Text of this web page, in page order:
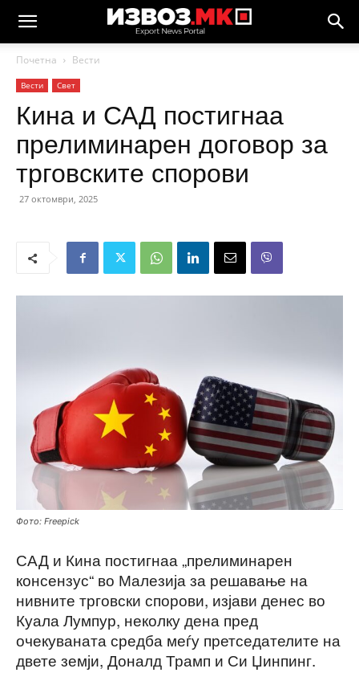
Почетна Вести
Вести Свет
Кина и САД постигнаа
прелиминарен договор за
трговските спорови
27 октомври, 2025
Фото: Freepick
САД и Кина постигнаа „прелиминарен
консензус“ во Малезија за решавање на
нивните трговски спорови, изјави денес во
Куала Лумпур, неколку дена пред
очекуваната средба меѓу претседателите на
двете земји, Доналд Трамп и Си Џинпинг.